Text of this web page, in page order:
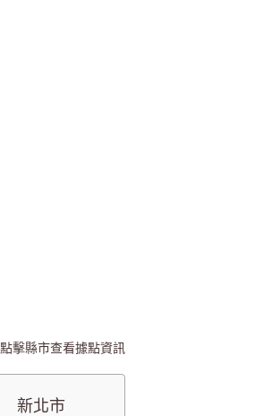
點擊縣市查看據點資訊
新北市